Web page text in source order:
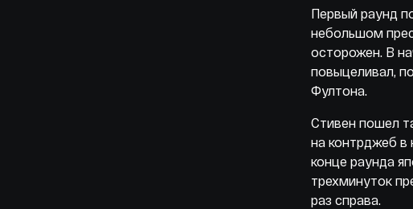
Первый раунд
небольшом
осторожен. В
повыцеливал,
Фултона.
Cтивен пошел
на контрджеб в
конце раунда
трехминуток
раз справа.